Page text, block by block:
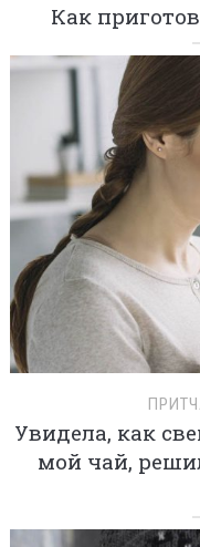
Как
Увидела, как
мой чай,